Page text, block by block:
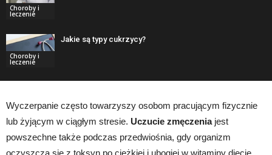
Choroby i
leczenie
Choroby i
leczenie
Jakie są typy cukrzycy?
Wyczerpanie często towarzyszy osobom pracującym fizycznie
lub żyjącym w ciągłym stresie. Uczucie zmęczeniajest
powszechne także podczas przedwiośnia, gdy organizm